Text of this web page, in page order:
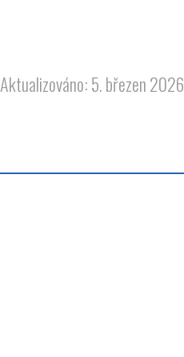
Aktualizováno: 5. březen 2026